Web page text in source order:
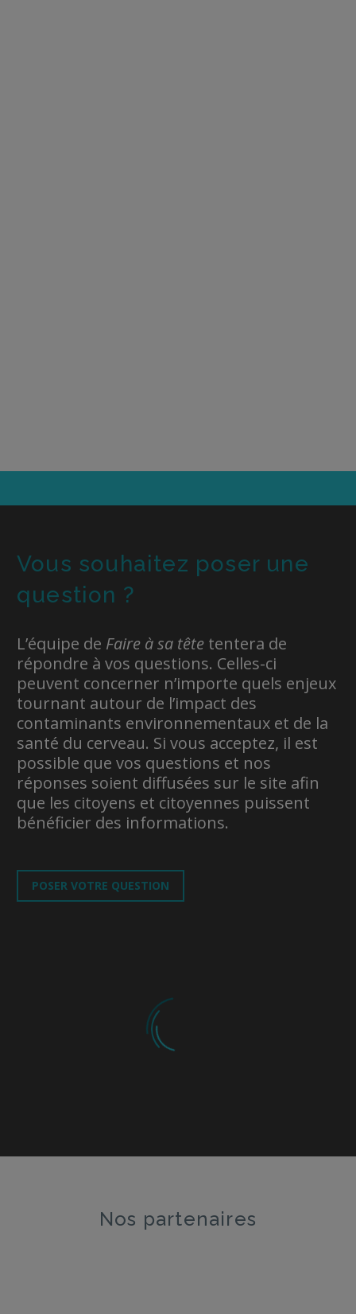
Vous souhaitez poser une
question ?
L’équipe de Faire à sa tête tentera de
répondre à vos questions. Celles-ci
peuvent concerner n’importe quels enjeux
tournant autour de l’impact des
contaminants environnementaux et de la
santé du cerveau. Si vous acceptez, il est
possible que vos questions et nos
réponses soient diffusées sur le site afin
que les citoyens et citoyennes puissent
bénéficier des informations.
POSER VOTRE QUESTION
Comment est-ce que je peux réduire mon
Nos partenaires